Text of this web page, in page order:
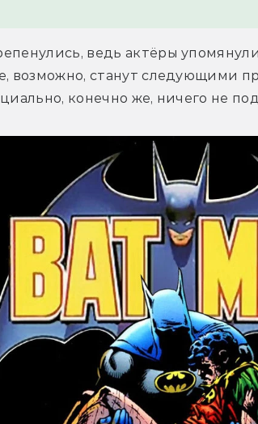
ведь актёры
возможно, станут следующими
конечно же, ничего не